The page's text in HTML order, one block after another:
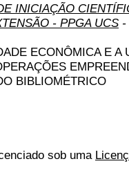
INICIAÇÃO
- PPGA UCS -
ECONÔMICA E
BIBLIOMÉTRICO
sob uma